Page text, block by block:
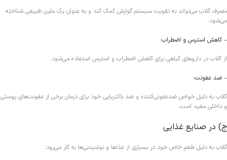
مصرف گلاب می‌تواند به تقویت سیستم گوارش کمک کند و به عنوان یک ملین طبیعی شناخته
می‌شود.
– کاهش استرس و اضطراب:
از گلاب در داروهای گیاهی برای کاهش اضطراب و استرس استفاده می‌شود.
– ضد عفونت:
گلاب به دلیل خواص ضدعفونی‌کننده و ضد باکتریایی خود برای درمان برخی از عفونت‌های پوستی
و داخلی مفید است.
ج) در صنایع غذایی
گلاب به دلیل طعم خاص خود در بسیاری از غذاها و نوشیدنی‌ها به کار می‌رود.